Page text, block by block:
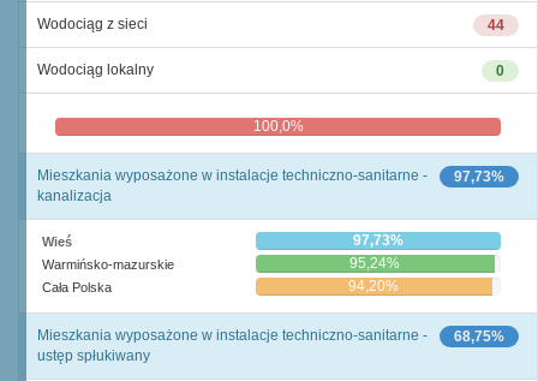
44
Wodociąg z sieci
0
Wodociąg lokalny
100,0%
97,73%
Mieszkania wyposażone w instalacje techniczno-sanitarne -
kanalizacja
Wieś 97,73%
Warmińsko-mazurskie 95,24%
Cała Polska 94,20%
68,75%
Mieszkania wyposażone w instalacje techniczno-sanitarne -
ustęp spłukiwany